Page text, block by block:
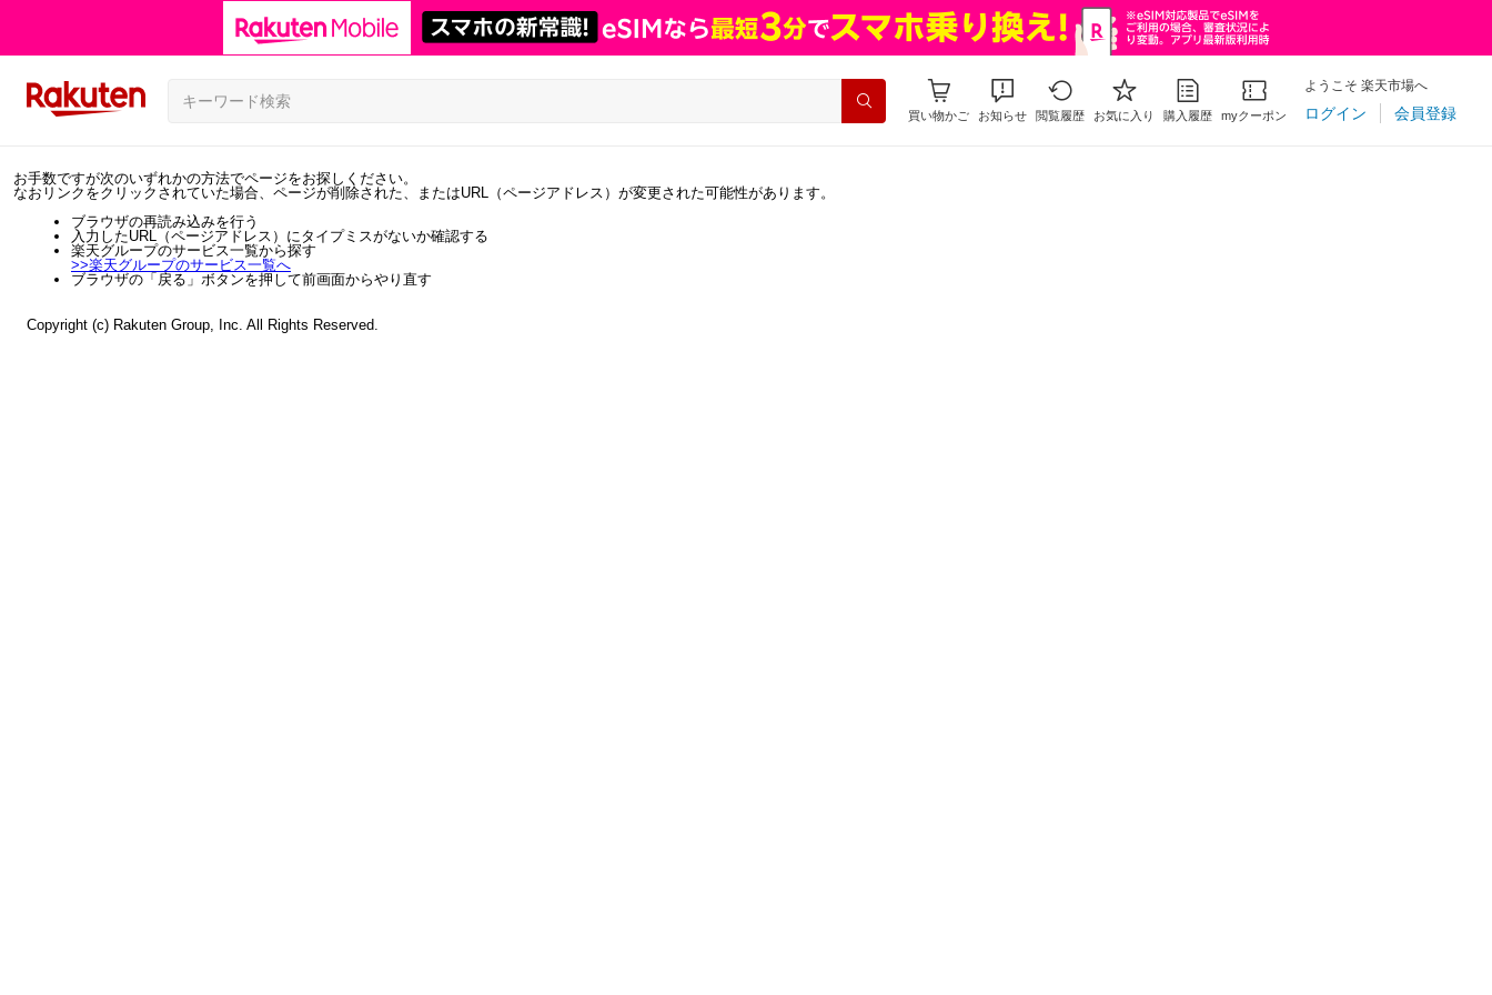
買い物かご お知らせ 閲覧履歴 お気に入り 購入履歴 myクーポン
ようこそ 楽天市場へ
ログイン 会員登録
お手数ですが次のいずれかの方法でページをお探しください。
なおリンクをクリックされていた場合、ページが削除された、またはURL（ページアドレス）が変更された可能性があります。
ブラウザの再読み込みを行う
入力したURL（ページアドレス）にタイプミスがないか確認する
楽天グループのサービス一覧から探す
>>楽天グループのサービス一覧へ
ブラウザの「戻る」ボタンを押して前画面からやり直す
Copyright (c) Rakuten Group, Inc. All Rights Reserved.